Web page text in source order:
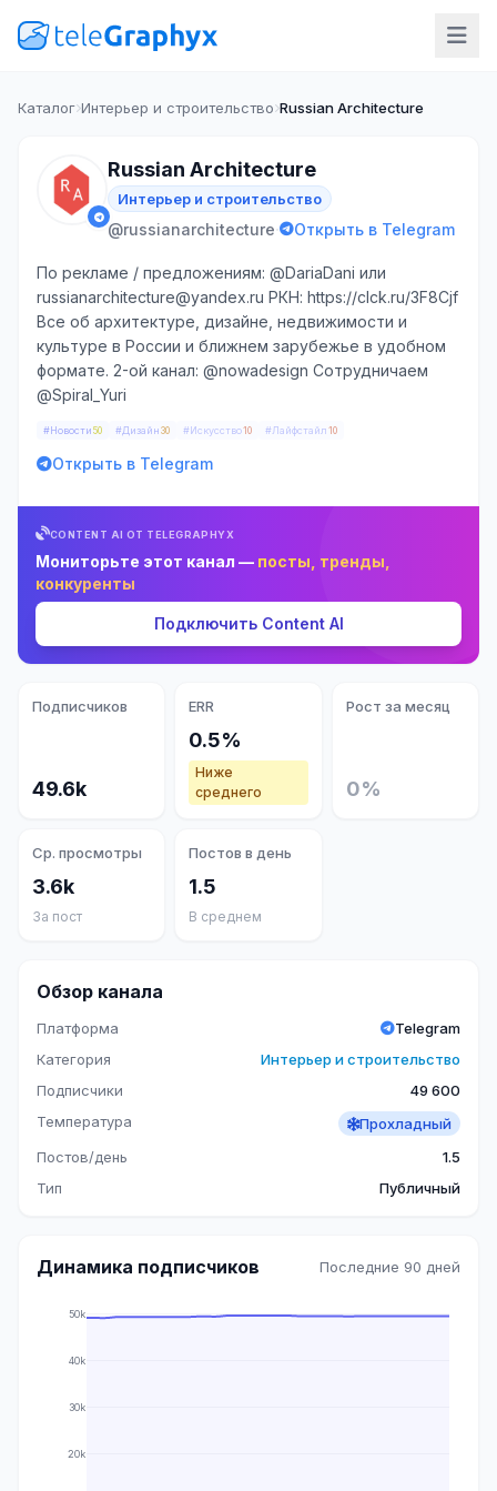
Каталог Интерьер и строительство Russian Architecture
Russian Architecture
Интерьер и строительство
@russianarchitecture· Открыть в Telegram
По рекламе / предложениям: @DariaDani или
russianarchitecture@yandex.ru РКН: https://clck.ru/3F8Cjf
Все об архитектуре, дизайне, недвижимости и
культуре в России и ближнем зарубежье в удобном
формате. 2-ой канал: @nowadesign Сотрудничаем
@Spiral_Yuri
#Новости 50 #Дизайн 30 #Искусство10 #Лайфстайл 10
Открыть в Telegram
CONTENT AI ОТ TELEGRAPHYX
Мониторьте этот канал — посты, тренды,
конкуренты
Подключить Content AI
Подписчиков
49.6k
ERR
0.5%
Ниже
среднего
Рост за месяц
0%
Ср. просмотры
3.6k
За пост
Постов в день
1.5
В среднем
Обзор канала
Платформа
Telegram
Категория
Интерьер и строительство
Подписчики
49 600
Температура
Прохладный
Постов/день
1.5
Тип
Публичный
Динамика подписчиков Последние 90 дней
20k
30k
40k
50k